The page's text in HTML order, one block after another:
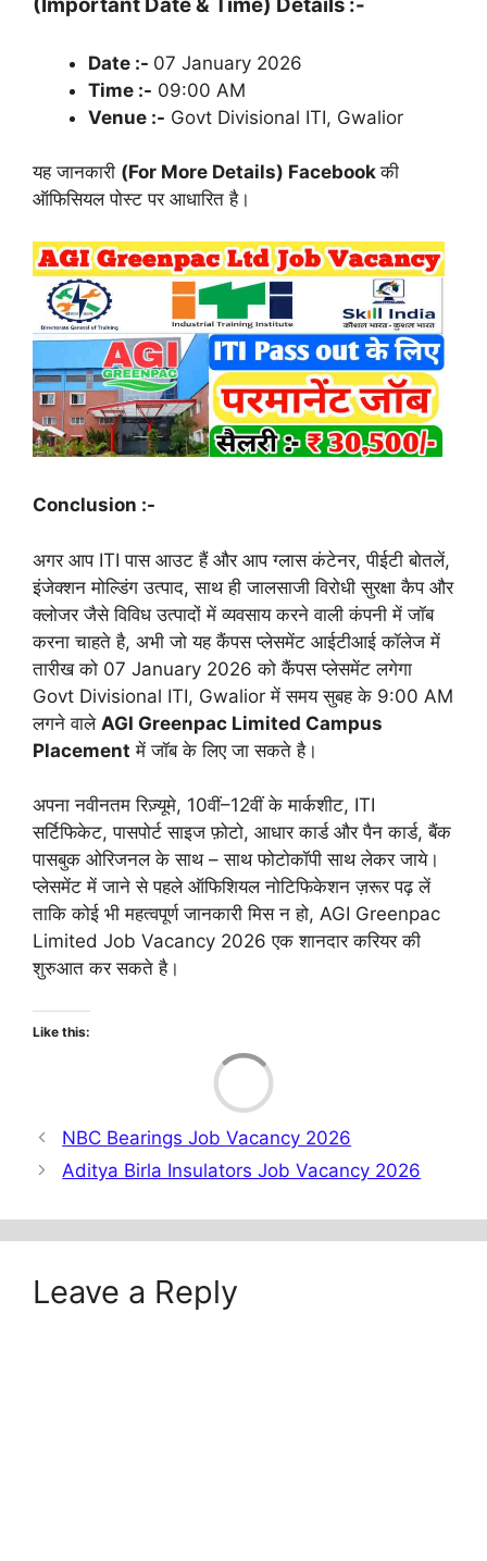
Date :- 07 January 2026
Time :- 09:00 AM
Venue :- Govt Divisional ITI, Gwalior
यह जानकारी (For More Details) Facebookकी
ऑफिसियल पोस्ट पर आधारित है।
Conclusion :-
अगर आप ITI पास आउट हैं और आप ग्लास कंटेनर, पीईटी बोतलें,
इंजेक्शन मोल्डिंग उत्पाद, साथ ही जालसाजी विरोधी सुरक्षा कैप और
क्लोजर जैसे विविध उत्पादों में व्यवसाय करने वाली कंपनी में जॉब
करना चाहते है, अभी जो यह कैंपस प्लेसमेंट आईटीआई कॉलेज में
तारीख को 07 January 2026 को कैंपस प्लेसमेंट लगेगा
Govt Divisional ITI, Gwalior में समय सुबह के 9:00 AM
लगने वाले AGI Greenpac Limited Campus
Placement में जॉब के लिए जा सकते है।
अपना नवीनतम रिज़्यूमे, 10वीं–12वीं के मार्कशीट, ITI
सर्टिफिकेट, पासपोर्ट साइज फ़ोटो, आधार कार्ड और पैन कार्ड, बैंक
पासबुक ओरिजनल के साथ – साथ फोटोकॉपी साथ लेकर जाये।
प्लेसमेंट में जाने से पहले ऑफिशियल नोटिफिकेशन ज़रूर पढ़ लें
ताकि कोई भी महत्वपूर्ण जानकारी मिस न हो, AGI Greenpac
Limited Job Vacancy 2026 एक शानदार करियर की
शुरुआत कर सकते है।
Like this:
NBC Bearings Job Vacancy 2026
Aditya Birla Insulators Job Vacancy 2026
Leave a Reply